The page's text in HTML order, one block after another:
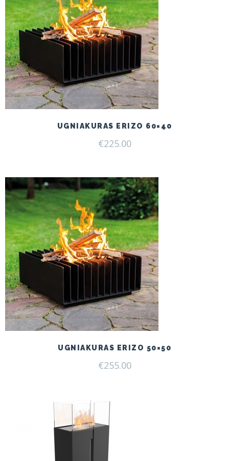
UGNIAKURAS ERIZO 60×40
€225.00
UGNIAKURAS ERIZO 50×50
€255.00